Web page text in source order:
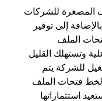
المصغرة للشركات
إلى توفير
الملف
وتستهلك القليل
للشركة يتم
لخط فتحات الملف
استثماراتها